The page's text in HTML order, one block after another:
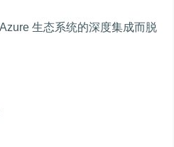
生态系统的深度集成而脱